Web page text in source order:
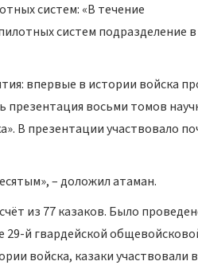
систем: «В течение
систем подразделение в
впервые в истории войска
презентация восьми томов
В презентации участвовало
– доложил атаман.
из 77 казаков. Было
29-й гвардейской
войска, казаки участвовали в